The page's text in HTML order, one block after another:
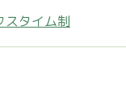
スタイム制